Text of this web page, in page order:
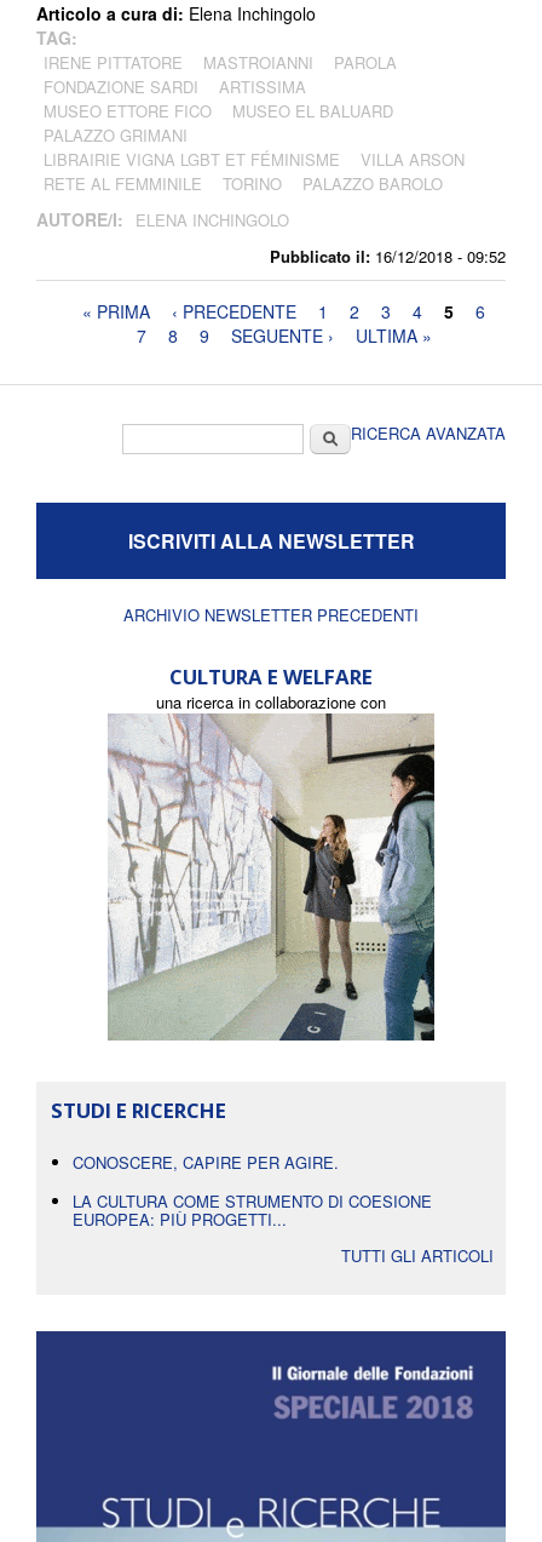
Pubblicato il: 16/12/2018 - 09:52
Articolo a cura di: Elena Inchingolo
TAG:
IRENE PITTATORE MASTROIANNI
PAROLA
FONDAZIONE SARDI
ARTISSIMA
MUSEO ETTORE FICO
MUSEO EL BALUARD
PALAZZO GRIMANI
LIBRAIRIE VIGNA LGBT ET FÉMINISME
VILLA ARSON
RETE AL FEMMINILE
TORINO PALAZZO BAROLO
AUTORE/I: ELENA INCHINGOLO
Pagine« PRIMA ‹ PRECEDENTE 1 2 3 4 5
6
7
8 9 SEGUENTE › ULTIMA »
CercaRICERCA AVANZATA
ISCRIVITI ALLA NEWSLETTER
ARCHIVIO NEWSLETTER PRECEDENTI
CULTURA E WELFARE
una ricerca in collaborazione con
STUDI E RICERCHE
CONOSCERE, CAPIRE PER AGIRE.
LA CULTURA COME STRUMENTO DI COESIONE
EUROPEA: PIÙ PROGETTI...
TUTTI GLI ARTICOLI